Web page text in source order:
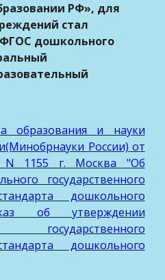
РФ», для
стал
дошкольного
образования и науки
России) от
N 1155 г. Москва "Об
государственного
дошкольного
об утверждении
дошкольного